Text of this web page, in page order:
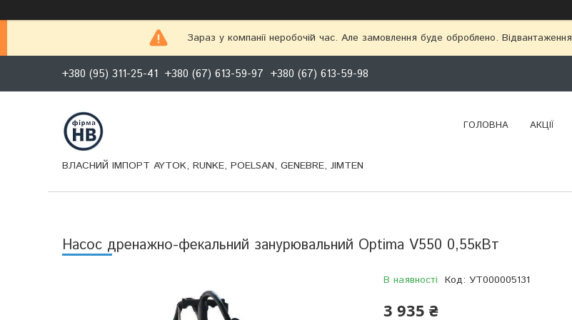
Зараз у компанії неробочій час. Але замовлення буде оброблено.
+380 (95) 311-25-41 +380 (67) 613-59-97 +380 (67) 613-59-98
ВЛАСНИЙ ІМПОРТ AYTOK, RUNKE, POELSAN, GENEBRE, JIMTEN
ГОЛОВНА АКЦІЇ
Насос дренажно-фекальний занурювальний Optima V550 0,55кВт
В наявності Код: УТ000005131
3 935 ₴